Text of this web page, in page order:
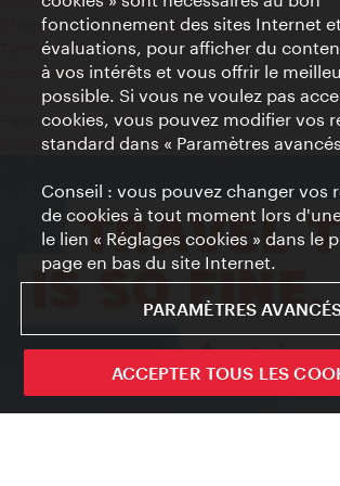
Charte sur le respect de la vie privée
Terms of Use
Accessibilité
Contact presse
Paramètres de cookies
© Copyright WienTourismus
fonctionnement des sites Internet
évaluations, pour afficher du
à vos intérêts et vous offrir le
possible. Si vous ne voulez pas
cookies, vous pouvez modifier vos
standard dans « Paramètres
Conseil : vous pouvez changer vos
de cookies à tout moment lors
le lien « Réglages cookies » dans le
page en bas du site Internet.
PARAMÈTRES
ACCEPTER TOUS LES